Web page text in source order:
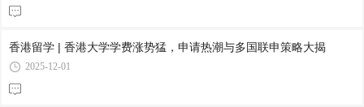
香港留学 | 香港大学学费涨势猛，申请热潮与多国联申策略大揭
2025-12-01